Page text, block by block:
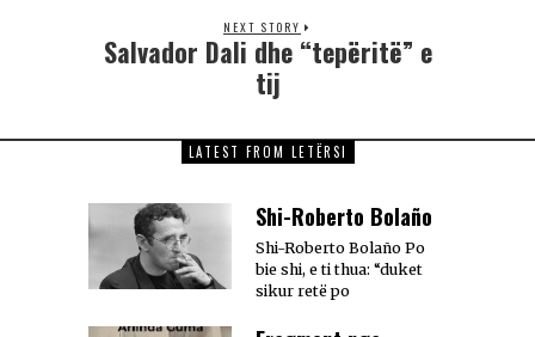
NEXT STORY
Salvador Dali dhe “tepëritë” e
tij
LATEST FROM LETËRSI
Shi-Roberto Bolaño
Shi-Roberto Bolaño Po
bie shi, e ti thua: “duket
sikur retë po